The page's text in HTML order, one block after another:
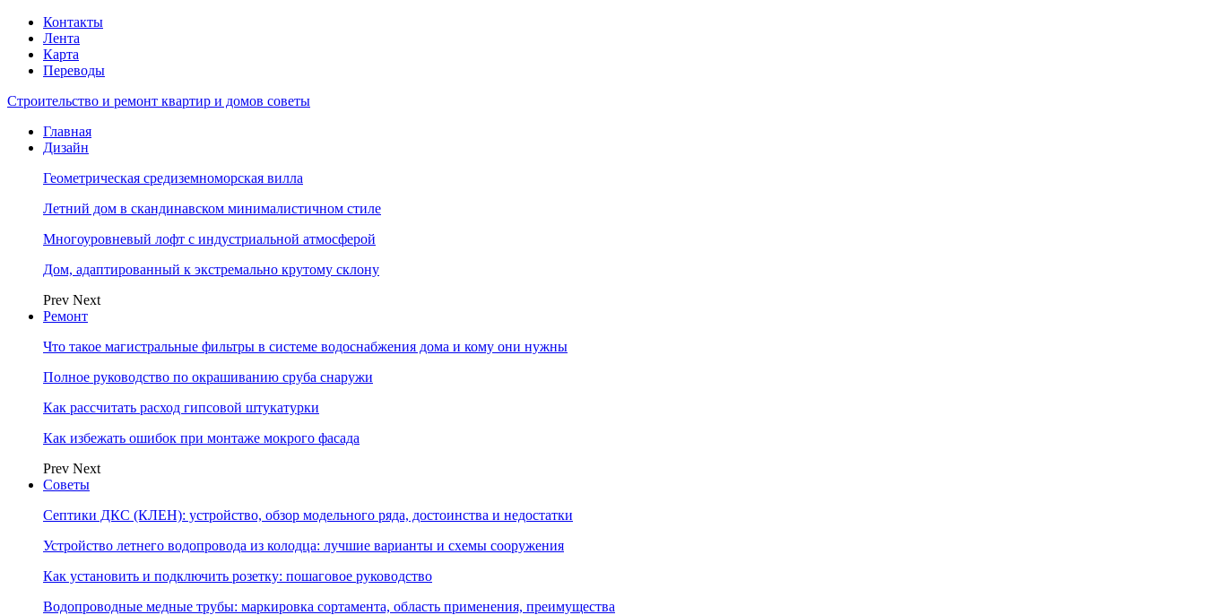
Контакты
Лента
Карта
Переводы
Строительство и ремонт квартир и домов советы
Главная
Дизайн
Геометрическая средиземноморская вилла
Летний дом в скандинавском минималистичном стиле
Многоуровневый лофт с индустриальной атмосферой
Дом, адаптированный к экстремально крутому склону
Prev Next
Ремонт
Что такое магистральные фильтры в системе водоснабжения дома и кому они нужны
Полное руководство по окрашиванию сруба снаружи
Как рассчитать расход гипсовой штукатурки
Как избежать ошибок при монтаже мокрого фасада
Prev Next
Советы
Септики ДКС (КЛЕН): устройство, обзор модельного ряда, достоинства и недостатки
Устройство летнего водопровода из колодца: лучшие варианты и схемы сооружения
Как установить и подключить розетку: пошаговое руководство
Водопроводные медные трубы: маркировка сортамента, область применения, преимущества